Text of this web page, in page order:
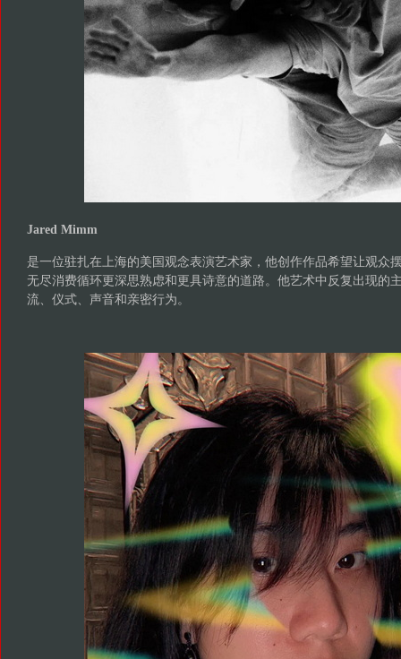
Jared Mimm
是一位驻扎在上海的美国观念表演艺术家，他创作作品希望让观众
无尽消费循环更深思熟虑和更具诗意的道路。他艺术中反复出现的
流、仪式、声音和亲密行为。